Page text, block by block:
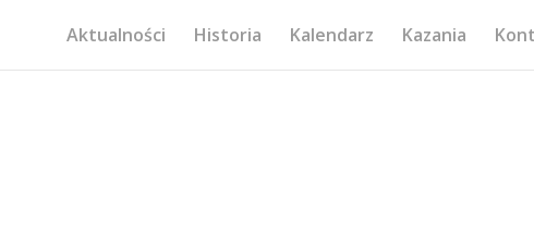
Aktualności Historia Kalendarz Kazania